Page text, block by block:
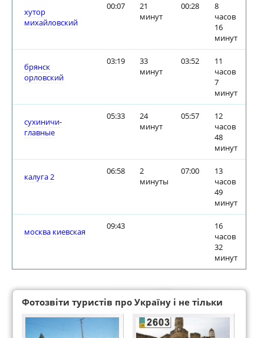
хутор
михайловский
00:07
21
минут
00:28
8
часов
16
минут
брянск
орловский
03:19
33
минут
03:52
11
часов
7
минут
сухиничи-
главные
05:33
24
минут
05:57
12
часов
48
минут
калуга 2
06:58
2
минуты
07:00
13
часов
49
минут
москва киевская
09:43
16
часов
32
минут
Фотозвіти туристів про Україну і не тільки